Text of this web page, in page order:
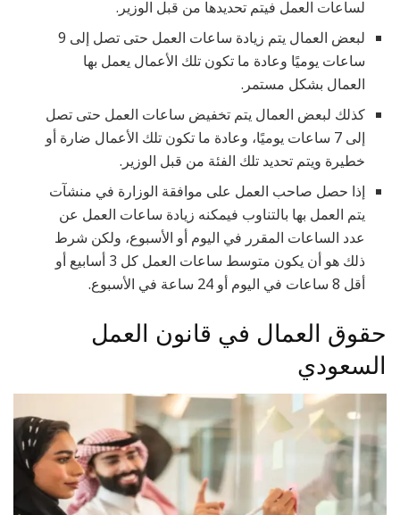
لساعات العمل فيتم تحديدها من قبل الوزير.
لبعض العمال يتم زيادة ساعات العمل حتى تصل إلى 9
ساعات يوميًا وعادة ما تكون تلك الأعمال يعمل بها
العمال بشكل مستمر.
كذلك لبعض العمال يتم تخفيض ساعات العمل حتى تصل
إلى 7 ساعات يوميًا، وعادة ما تكون تلك الأعمال ضارة أو
خطيرة ويتم تحديد تلك الفئة من قبل الوزير.
إذا حصل صاحب العمل على موافقة الوزارة في منشآت
يتم العمل بها بالتناوب فيمكنه زيادة ساعات العمل عن
عدد الساعات المقرر في اليوم أو الأسبوع، ولكن شرط
ذلك هو أن يكون متوسط ساعات العمل كل 3 أسابيع أو
أقل 8 ساعات في اليوم أو 24 ساعة في الأسبوع.
حقوق العمال في قانون العمل
السعودي